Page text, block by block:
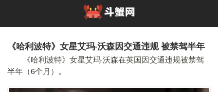
《哈利波特》女星艾玛·沃森因交通违规 被禁驾半年
《哈利波特》女星艾玛·沃森在英国因交通违规被禁驾
半年（6个月）。